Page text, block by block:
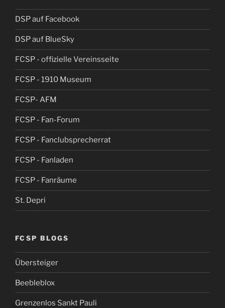
DSP auf Facebook
DSP auf BlueSky
FCSP - offizielle Vereinsseite
FCSP - 1910 Museum
FCSP- AFM
FCSP - Fan-Forum
FCSP - Fanclubsprecherrat
FCSP - Fanladen
FCSP - Fanräume
St. Depri
FCSP BLOGS
Übersteiger
Beebleblox
Grenzenlos Sankt Pauli